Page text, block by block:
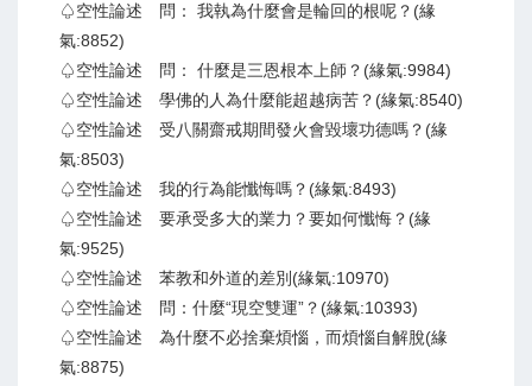
♤空性論述 問： 我執為什麼會是輪回的根呢？(緣
氣:8852)
♤空性論述 問： 什麼是三恩根本上師？(緣氣:9984)
♤空性論述 學佛的人為什麼能超越病苦？(緣氣:8540)
♤空性論述 受八關齋戒期間發火會毀壞功德嗎？(緣
氣:8503)
♤空性論述 我的行為能懺悔嗎？(緣氣:8493)
♤空性論述 要承受多大的業力？要如何懺悔？(緣
氣:9525)
♤空性論述 苯教和外道的差別(緣氣:10970)
♤空性論述 問：什麼“現空雙運”？(緣氣:10393)
♤空性論述 為什麼不必捨棄煩惱，而煩惱自解脫(緣
氣:8875)